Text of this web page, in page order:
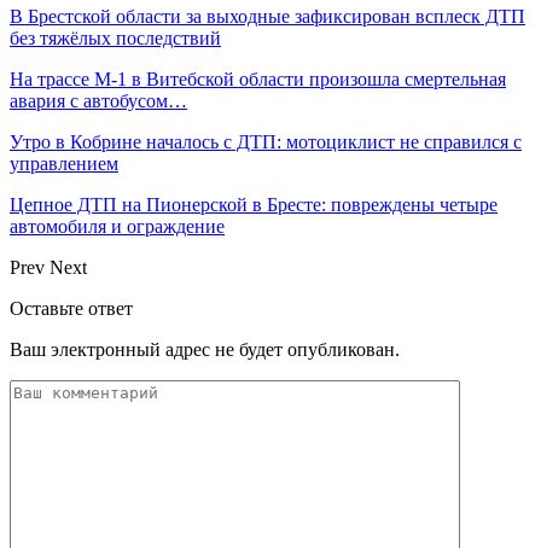
В Брестской области за выходные зафиксирован всплеск ДТП
без тяжёлых последствий
На трассе М-1 в Витебской области произошла смертельная
авария с автобусом…
Утро в Кобрине началось с ДТП: мотоциклист не справился с
управлением
Цепное ДТП на Пионерской в Бресте: повреждены четыре
автомобиля и ограждение
Prev Next
Оставьте ответ
Ваш электронный адрес не будет опубликован.